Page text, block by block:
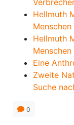
Hellmuth
Menschen
Hellmuth
Menschen
Eine
Zweite
Suche
0